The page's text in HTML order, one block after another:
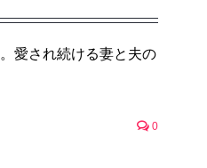
愛され続ける妻と夫の
0